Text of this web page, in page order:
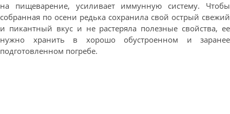
на пищеварение, усиливает иммунную систему. Чтобы
собранная по осени редька сохранила свой острый свежий
и пикантный вкус и не растеряла полезные свойства, ее
нужно хранить в хорошо обустроенном и заранее
подготовленном погребе.